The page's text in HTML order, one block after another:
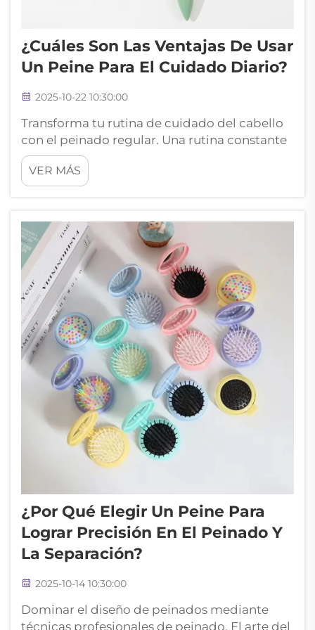
¿Cuáles Son Las Ventajas De Usar
Un Peine Para El Cuidado Diario?
2025-10-22 10:30:00
Transforma tu rutina de cuidado del cabello
con el peinado regular. Una rutina constante
de cuidado capilar es esencial para mantener
un cabello sano y hermoso, y en el centro de
esta rutina se encuentra una de las
poderosas: el peine. Usar un peine f...
VER MÁS
¿Por Qué Elegir Un Peine Para
Lograr Precisión En El Peinado Y
La Separación?
2025-10-14 10:30:00
Dominar el diseño de peinados mediante
técnicas profesionales de peinado. El arte del